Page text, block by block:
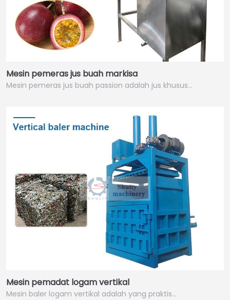
Mesin pemeras jus buah markisa
Mesin pemeras jus buah passion adalah jus khusus…
Mesin pemadat logam vertikal
Mesin baler logam vertikal adalah yang praktis…